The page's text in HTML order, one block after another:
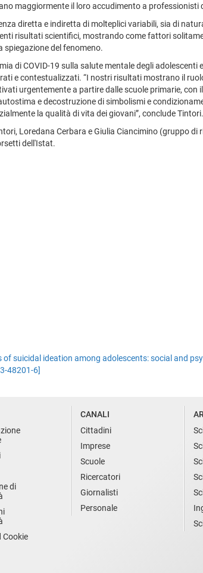
maggiormente il loro accudimento a professionisti
diretta e indiretta di molteplici variabili, sia di
risultati scientifici, mostrando come fattori
spiegazione del fenomeno.
di COVID-19 sulla salute mentale degli
e contestualizzati. “I nostri risultati mostrano il
urgentemente a partire dalle scuole primarie,
e decostruzione di simbolismi e
la qualità di vita dei giovani”, conclude Tintori.
Loredana Cerbara e Giulia Ciancimino (gruppo
dell'Istat.
suicidal ideation among adolescents: social and
48201-6]
di
Cookie
CANALI
Cittadini
Imprese
Scuole
Ricercatori
Giornalisti
Personale